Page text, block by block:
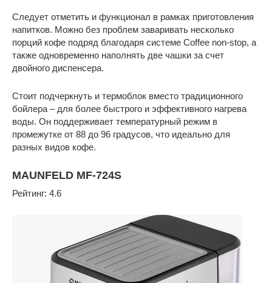
Следует отметить и функционал в рамках приготовления
напитков. Можно без проблем заваривать несколько
порций кофе подряд благодаря системе Coffee non-stop, а
также одновременно наполнять две чашки за счет
двойного диспенсера.
Стоит подчеркнуть и термоблок вместо традиционного
бойлера – для более быстрого и эффективного нагрева
воды. Он поддерживает температурный режим в
промежутке от 88 до 96 градусов, что идеально для
разных видов кофе.
MAUNFELD MF-724S
Рейтинг: 4.6